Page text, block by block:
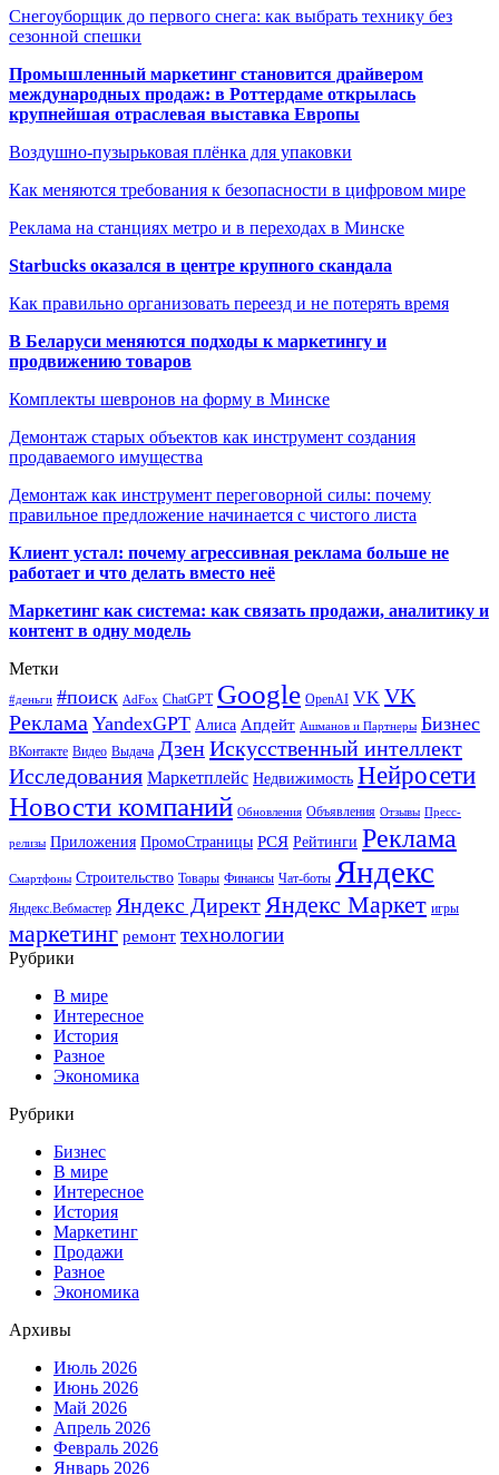
Снегоуборщик до первого снега: как выбрать технику без
сезонной спешки
Промышленный маркетинг становится драйвером
международных продаж: в Роттердаме открылась
крупнейшая отраслевая выставка Европы
Воздушно-пузырьковая плёнка для упаковки
Как меняются требования к безопасности в цифровом мире
Реклама на станциях метро и в переходах в Минске
Starbucks оказался в центре крупного скандала
Как правильно организовать переезд и не потерять время
В Беларуси меняются подходы к маркетингу и
продвижению товаров
Комплекты шевронов на форму в Минске
Демонтаж старых объектов как инструмент создания
продаваемого имущества
Демонтаж как инструмент переговорной силы: почему
правильное предложение начинается с чистого листа
Клиент устал: почему агрессивная реклама больше не
работает и что делать вместо неё
Маркетинг как система: как связать продажи, аналитику и
контент в одну модель
Метки
#деньги #поиск AdFox ChatGPT Google OpenAI VK VK
Реклама YandexGPT Алиса Апдейт Ашманов и Партнеры Бизнес
ВКонтакте Видео Выдача ДзенИскусственный интеллект
Исследования Маркетплейс Недвижимость Нейросети
Новости компаний Обновления Объявления Отзывы Пресс-
релизы Приложения ПромоСтраницы РСЯ Рейтинги Реклама
Смартфоны Строительство Товары Финансы Чат-боты Яндекс
Яндекс.Вебмастер Яндекс Директ Яндекс Маркет игры
маркетинг ремонт технологии
Рубрики
В мире
Интересное
История
Разное
Экономика
Рубрики
Бизнес
В мире
Интересное
История
Маркетинг
Продажи
Разное
Экономика
Архивы
Июль 2026
Июнь 2026
Май 2026
Апрель 2026
Февраль 2026
Январь 2026